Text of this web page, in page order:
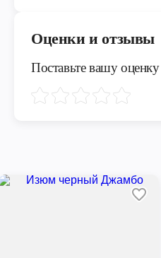
Оценки и отзывы
Поставьте вашу оценку